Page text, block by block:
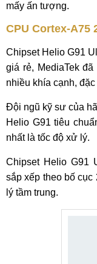
mấy ấn tượng.
CPU Cortex-A75
Chipset Helio G91
giá rẻ, MediaTek
nhiều khía cạnh,
Đội ngũ kỹ sư của
Helio G91 tiêu
nhất là tốc độ xử lý.
Chipset Helio G91
sắp xếp theo bố
lý tầm trung.